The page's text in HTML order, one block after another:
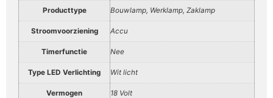
Producttype Bouwlamp, Werklamp, Zaklamp
Stroomvoorziening Accu
Timerfunctie Nee
Type LED Verlichting Wit licht
Vermogen 18 Volt